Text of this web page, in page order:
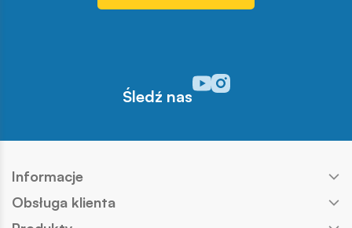
Śledź nas
Odwiedź nasz profil w
Odwiedź nasz profil w
Informacje
Obsługa klienta